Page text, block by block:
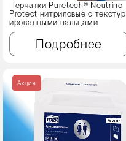
Перчатки Puretech® Neutrino
Protect нитриловые с текстур
ированными пальцами
Подробнее
Акция